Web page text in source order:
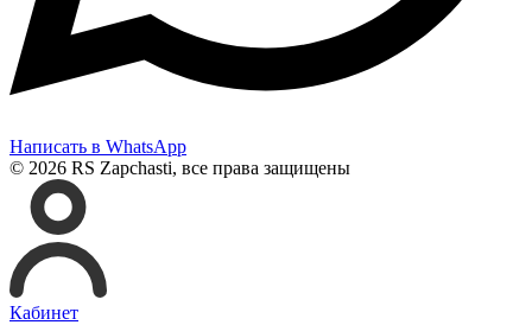
Написать в WhatsApp
© 2026 RS Zapchasti, все права защищены
Кабинет